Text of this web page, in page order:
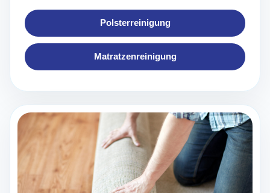
Polsterreinigung
Matratzenreinigung